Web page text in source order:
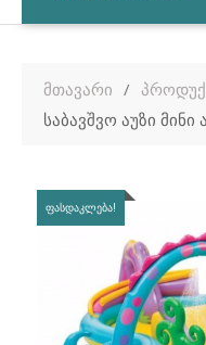
მთავარი
საბავშვო აუზი მინი
ᲤᲐᲡᲓᲐᲙᲚᲔᲑᲐ!